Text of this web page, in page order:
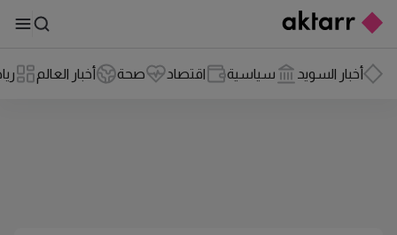
أخبار السويد سياسية اقتصاد صحة أخبار العالم